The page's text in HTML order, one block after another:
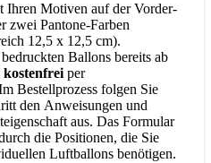
Motiven auf der Vorder-
zwei Pantone-Farben
12,5 x 12,5 cm).
Ballons bereits ab
kostenfrei per
Bestellprozess folgen Sie
den Anweisungen und
aus. Das Formular
die Positionen, die Sie
Luftballons benötigen.